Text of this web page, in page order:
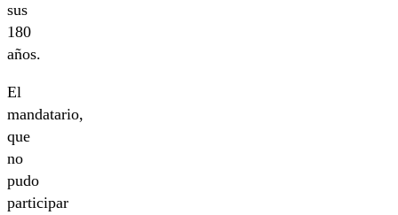
sus
180
años.
El
mandatario,
que
no
pudo
participar